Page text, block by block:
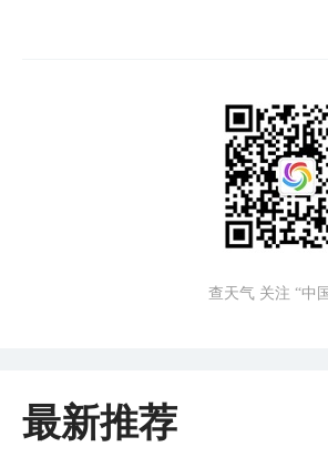
查天气 关注 “中
最新推荐